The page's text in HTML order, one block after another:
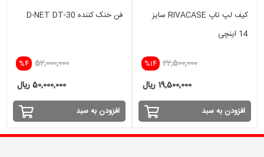
کیف لپ تاپ RIVACASE سایز
14 اینچی
%14 22,500,000
19,500,000 ریال
افزودن به سبد
فن خنک کننده D-NET DT-30
%4 52,000,000
50,000,000 ریال
افزودن به سبد